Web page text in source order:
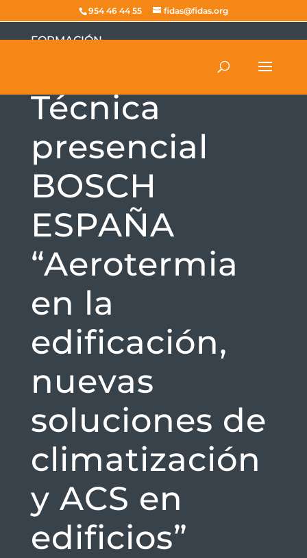
954 46 44 55 fidas@fidas.org
FORMACIÓN
Técnica
presencial
BOSCH
ESPAÑA
“Aerotermia
en la
edificación,
nuevas
soluciones de
climatización
y ACS en
edificios”